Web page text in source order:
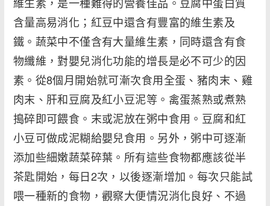
含量高易消化；紅豆中還含有豐富的維生素及
鐵。蔬菜中不僅含有大量維生素，同時還含有食
物纖維，對嬰兒消化功能的增長是必不可少的因
素。從8個月開始就可漸次食用全蛋、豬肉末、雞
肉末、肝和豆腐及紅小豆泥等。禽蛋蒸熟或煮熟
搗碎即可餵食。末或泥放在粥中食用。豆腐和紅
小豆可做成泥糊給嬰兒食用。另外，粥中可逐漸
添加些細嫩蔬菜碎葉。所有這些食物都應該從半
茶匙開始，每日2次，以後逐漸增加。每次只能試
喂一種新的食物，觀察大便情況消化良好、不過